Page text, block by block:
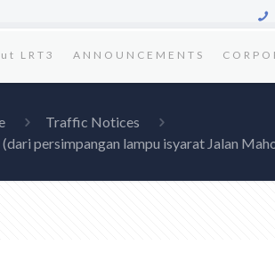
LRT3 ANNOUNCEMENTS
Traffic Notices
persimpangan lampu isyarat Jalan